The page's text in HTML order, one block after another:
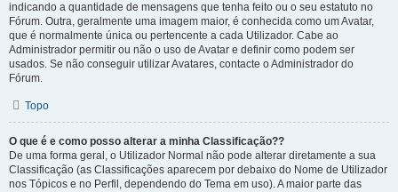
indicando a quantidade de mensagens que tenha feito ou o seu estatuto no
Fórum. Outra, geralmente uma imagem maior, é conhecida como um Avatar,
que é normalmente única ou pertencente a cada Utilizador. Cabe ao
Administrador permitir ou não o uso de Avatar e definir como podem ser
usados. Se não conseguir utilizar Avatares, contacte o Administrador do
Fórum.
Topo
O que é e como posso alterar a minha Classificação??
De uma forma geral, o Utilizador Normal não pode alterar diretamente a sua
Classificação (as Classificações aparecem por debaixo do Nome de Utilizador
nos Tópicos e no Perfil, dependendo do Tema em uso). A maior parte das